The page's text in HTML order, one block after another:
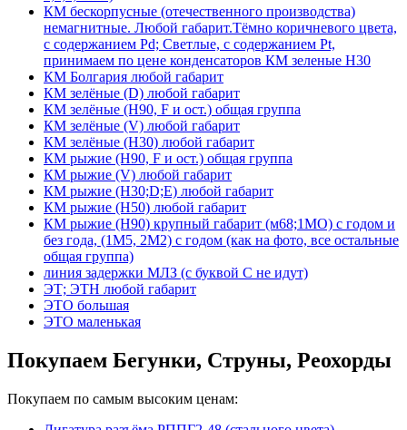
КМ бескорпусные (отечественного производства)
немагнитные. Любой габарит.Тёмно коричневого цвета,
с содержанием Pd; Светлые, с содержанием Pt,
принимаем по цене конденсаторов КМ зеленые Н30
КМ Болгария любой габарит
КМ зелёные (D) любой габарит
КМ зелёные (H90, F и ост.) общая группа
КМ зелёные (V) любой габарит
КМ зелёные (Н30) любой габарит
КМ рыжие (H90, F и ост.) общая группа
КМ рыжие (V) любой габарит
КМ рыжие (Н30;D;E) любой габарит
КМ рыжие (Н50) любой габарит
КМ рыжие (Н90) крупный габарит (м68;1МО) с годом и
без года, (1М5, 2М2) с годом (как на фото, все остальные
общая группа)
линия задержки МЛЗ (с буквой С не идут)
ЭТ; ЭТН любой габарит
ЭТО большая
ЭТО маленькая
Покупаем Бегунки, Струны, Реохорды
Покупаем по самым высоким ценам: